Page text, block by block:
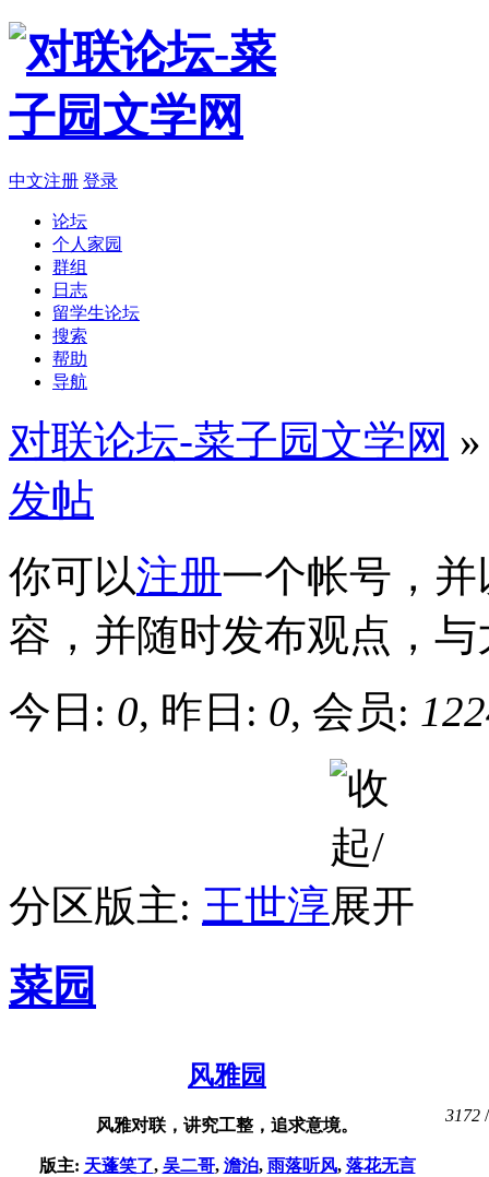
中文注册 登录
论坛
个人家园
群组
日志
留学生论坛
搜索
帮助
导航
对联论坛-菜子园文学网
发帖
你可以注册一个帐号，并
容，并随时发布观点，
今日: 0, 昨日: 0, 会员:
分区版主: 王世淳
菜园
风雅园
风雅对联，讲究工整，追求意境。
版主: 天蓬笑了, 吴二哥, 澹泊, 雨落听风, 落花无言
3172